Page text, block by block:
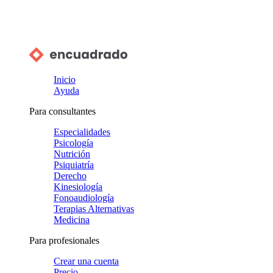
Inicio
Ayuda
Para consultantes
Especialidades
Psicología
Nutrición
Psiquiatría
Derecho
Kinesiología
Fonoaudiología
Terapias Alternativas
Medicina
Para profesionales
Crear una cuenta